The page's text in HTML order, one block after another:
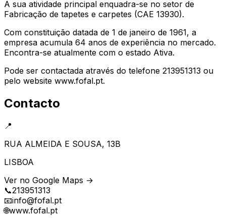
A sua atividade principal enquadra-se no setor de
Fabricação de tapetes e carpetes (CAE 13930).
Com constituição datada de 1 de janeiro de 1961, a
empresa acumula 64 anos de experiência no mercado.
Encontra-se atualmente com o estado Ativa.
Pode ser contactada através do telefone 213951313 ou
pelo website www.fofal.pt.
Contacto
📍
RUA ALMEIDA E SOUSA, 13B
LISBOA
Ver no Google Maps →
📞213951313
📧info@fofal.pt
🌐www.fofal.pt